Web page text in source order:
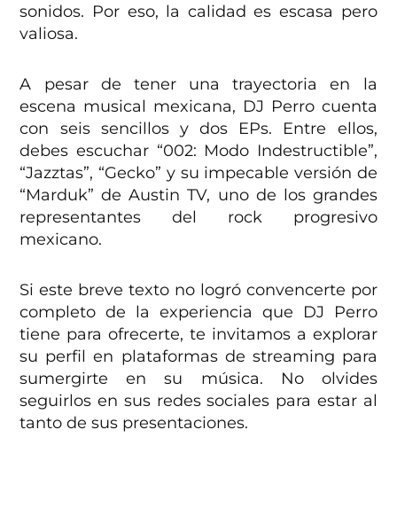
sonidos. Por eso, la calidad es escasa pero
valiosa.
A pesar de tener una trayectoria en la
escena musical mexicana, DJ Perro cuenta
con seis sencillos y dos EPs. Entre ellos,
debes escuchar “002: Modo Indestructible”,
“Jazztas”, “Gecko” y su impecable versión de
“Marduk” de Austin TV, uno de los grandes
representantes del rock progresivo
mexicano.
Si este breve texto no logró convencerte por
completo de la experiencia que DJ Perro
tiene para ofrecerte, te invitamos a explorar
su perfil en plataformas de streaming para
sumergirte en su música. No olvides
seguirlos en sus redes sociales para estar al
tanto de sus presentaciones.